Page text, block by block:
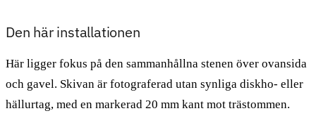
Den här installationen
Här ligger fokus på den sammanhållna stenen över ovansida
och gavel. Skivan är fotograferad utan synliga diskho- eller
hällurtag, med en markerad 20 mm kant mot trästommen.